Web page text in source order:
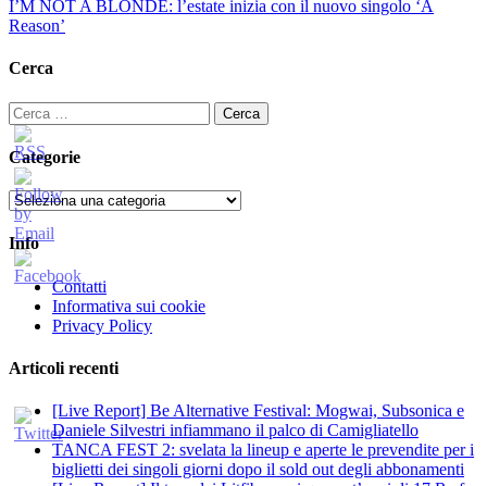
I’M NOT A BLONDE: l’estate inizia con il nuovo singolo ‘A
Reason’
Cerca
Ricerca
per:
Categorie
Categorie
Info
Contatti
Informativa sui cookie
Privacy Policy
Articoli recenti
[Live Report] Be Alternative Festival: Mogwai, Subsonica e
Daniele Silvestri infiammano il palco di Camigliatello
TANCA FEST 2: svelata la lineup e aperte le prevendite per i
biglietti dei singoli giorni dopo il sold out degli abbonamenti